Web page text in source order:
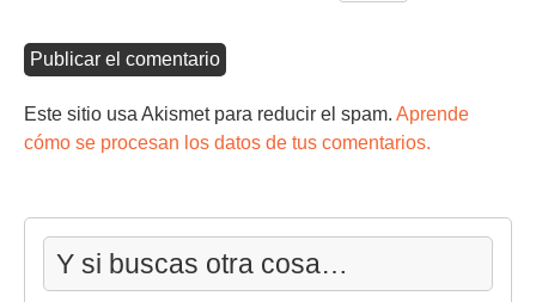
Este sitio usa Akismet para reducir el spam. Aprende
cómo se procesan los datos de tus comentarios.
Y si buscas otra cosa…